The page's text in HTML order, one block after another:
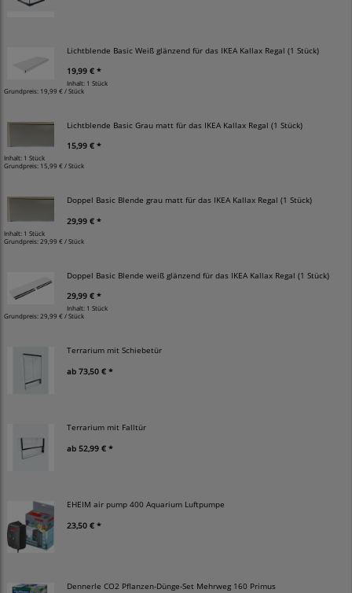
Lichtblende Basic Weiß glänzend für das IKEA Kallax Regal (1 Stück)
19,99 € *
Inhalt: 1 Stück
Grundpreis: 19,99 € / Stück
Lichtblende Basic Grau matt für das IKEA Kallax Regal (1 Stück)
15,99 € *
Inhalt: 1 Stück
Grundpreis: 15,99 € / Stück
Doppel Basic Blende grau matt für das IKEA Kallax Regal (1 Stück)
29,99 € *
Inhalt: 1 Stück
Grundpreis: 29,99 € / Stück
Doppel Basic Blende weiß glänzend für das IKEA Kallax Regal (1 Stück)
29,99 € *
Inhalt: 1 Stück
Grundpreis: 29,99 € / Stück
Terrarium mit Schiebetür
ab 73,50 € *
Terrarium mit Falltür
ab 52,99 € *
EHEIM air pump 400 Aquarium Luftpumpe
23,50 € *
Dennerle CO2 Pflanzen-Dünge-Set Mehrweg 160 Primus